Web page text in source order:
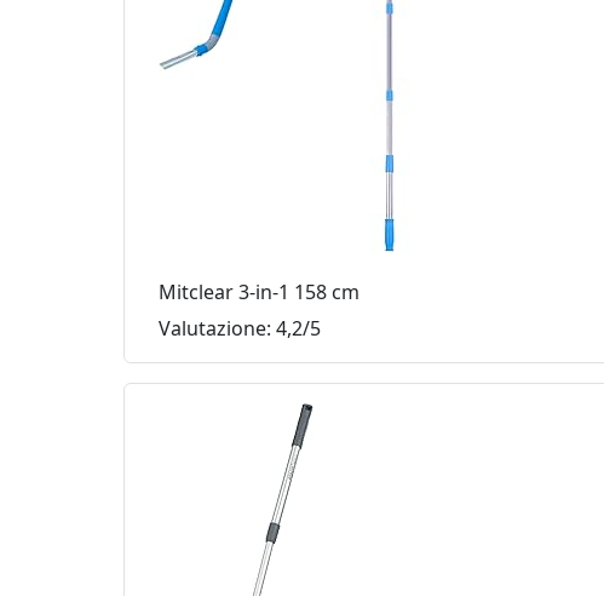
Mitclear 3-in-1 158 cm
Valutazione: 4,2/5